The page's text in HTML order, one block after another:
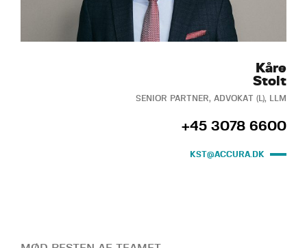
Kåre
Stolt
SENIOR PARTNER, ADVOKAT (L), LLM
+45 3078 6600
KST@ACCURA.DK